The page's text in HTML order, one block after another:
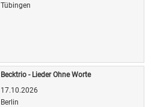
Tübingen
Becktrio - Lieder Ohne Worte
17.10.2026
Berlin